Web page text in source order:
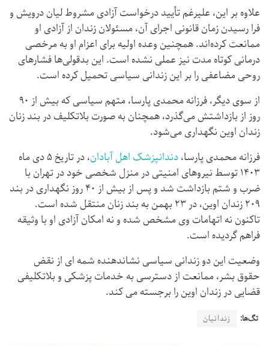
علاوه بر این، علیرغم تأیید درخواست آزادی مشروط لیان درویش و
فرا رسیدن زمان قانونی اجرای آن، مسئولان زندان از آزادی او
ممانعت کرده‌اند. همچنین وعده اولیه برای اعزام او به مرخصی
درمانی کوتاه‌ مدت نیز عملی نشده است. این بدقولی‌ها فشارهای
روحی مضاعفی را بر این زندانی سیاسی تحمیل کرده است.
از سوی دیگر، فرزانه محمدی پارسا، متهم سیاسی که بیش از ۹۰
روز از بازداشتش می‌گذرد، همچنان به صورت بلاتکلیف در بند زنان
زندان اوین نگهداری می‌شود.
فرزانه محمدی پارسا،دندانپزشک اهل آبادان
، در تاریخ ۵ دی ماه
۱۴۰۳ توسط نیروهای امنیتی در منزل شخصی خود در تهران با
ضرب و شتم بازداشت شد و پس از بیش از ۴۰ روز نگهداری در بند
۲۰۹ زندان اوین، در ۲۳ بهمن به بند زنان منتقل شده است.
تاکنون نه اتهامات وی مشخص شده و نه امکان آزادی او با وثیقه
فراهم گردیده است.
وضعیت این دو زندانی سیاسی نشاندهنده شمه ای از نقض
حقوق بشر، ممانعت از دسترسی به خدمات پزشکی و بلاتکلیفی
قضایی در زندان اوین را برجسته می کند.
تگ‌ها: زندانیان